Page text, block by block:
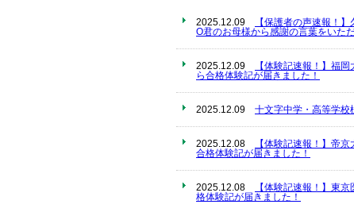
2025.12.09
【保護者の声速報！
O君のお母様から感謝の言葉をいた
2025.12.09
【体験記速報！】福
ら合格体験記が届きました！
2025.12.09 十文字中学・高等学校
2025.12.08
【体験記速報！】帝
合格体験記が届きました！
2025.12.08
【体験記速報！】東
格体験記が届きました！